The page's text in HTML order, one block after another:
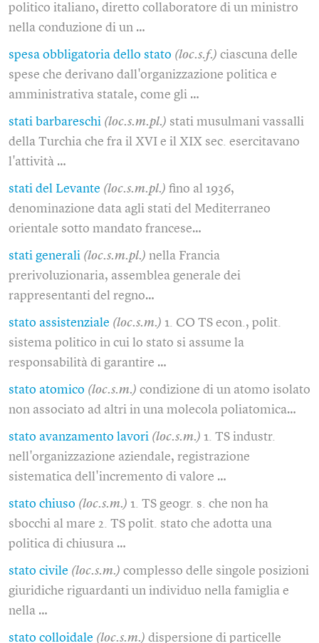
politico italiano, diretto collaboratore di un ministro
nella conduzione di un …
spesa obbligatoria dello stato (loc.s.f.) ciascuna delle
spese che derivano dall'organizzazione politica e
amministrativa statale, come gli …
stati barbareschi (loc.s.m.pl.) stati musulmani vassalli
della Turchia che fra il XVI e il XIX sec. esercitavano
l'attività …
stati del Levante (loc.s.m.pl.) fino al 1936,
denominazione data agli stati del Mediterraneo
orientale sotto mandato francese…
stati generali (loc.s.m.pl.) nella Francia
prerivoluzionaria, assemblea generale dei
rappresentanti del regno…
stato assistenziale (loc.s.m.) 1. CO TS econ., polit.
sistema politico in cui lo stato si assume la
responsabilità di garantire …
stato atomico (loc.s.m.) condizione di un atomo isolato
non associato ad altri in una molecola poliatomica…
stato avanzamento lavori (loc.s.m.) 1. TS industr.
nell'organizzazione aziendale, registrazione
sistematica dell'incremento di valore …
stato chiuso (loc.s.m.) 1. TS geogr. s. che non ha
sbocchi al mare 2. TS polit. stato che adotta una
politica di chiusura …
stato civile (loc.s.m.) complesso delle singole posizioni
giuridiche riguardanti un individuo nella famiglia e
nella …
stato colloidale (loc.s.m.) dispersione di particelle